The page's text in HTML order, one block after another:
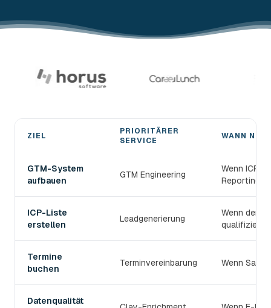
ZIEL
PRIORITÄRER
SERVICE
WANN
GTM-System
aufbauen
GTM Engineering
Wenn ICP,
Reporting
ICP-Liste
erstellen
Leadgenerierung
Wenn der
qualifiziert
Termine
buchen
Terminvereinbarung Wenn
Datenqualität